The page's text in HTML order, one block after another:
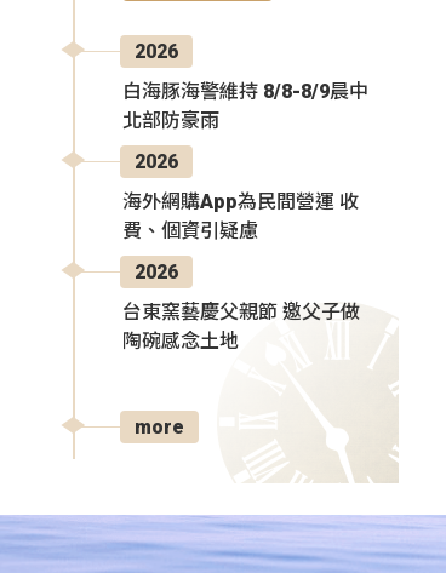
2026
白海豚海警維持 8/8-8/9晨中
北部防豪雨
2026
海外網購App為民間營運 收
費、個資引疑慮
2026
台東窯藝慶父親節 邀父子做
陶碗感念土地
more